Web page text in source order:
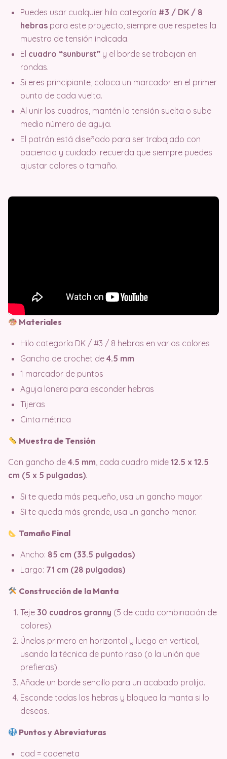
Puedes usar cualquier hilo categoría #3 / DK / 8
hebras para este proyecto, siempre que respetes la
muestra de tensión indicada.
El cuadro “sunburst” y el borde se trabajan en
rondas.
Si eres principiante, coloca un marcador en el primer
punto de cada vuelta.
Al unir los cuadros, mantén la tensión suelta o sube
medio número de aguja.
El patrón está diseñado para ser trabajado con
paciencia y cuidado: recuerda que siempre puedes
ajustar colores o tamaño.
Materiales
Hilo categoría DK / #3 / 8 hebras en varios colores
Gancho de crochet de 4.5 mm
1 marcador de puntos
Aguja lanera para esconder hebras
Tijeras
Cinta métrica
Muestra de Tensión
Con gancho de 4.5 mm, cada cuadro mide 12.5 x 12.5
cm (5 x 5 pulgadas).
Si te queda más pequeño, usa un gancho mayor.
Si te queda más grande, usa un gancho menor.
Tamaño Final
Ancho: 85 cm (33.5 pulgadas)
Largo: 71 cm (28 pulgadas)
Construcción de la Manta
Teje 30 cuadros granny (5 de cada combinación de
colores).
Únelos primero en horizontal y luego en vertical,
usando la técnica de punto raso (o la unión que
prefieras).
Añade un borde sencillo para un acabado prolijo.
Esconde todas las hebras y bloquea la manta si lo
deseas.
Puntos y Abreviaturas
cad = cadeneta